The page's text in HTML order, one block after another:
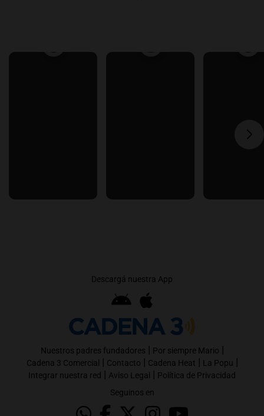
Descargá nuestra App
Nuestros padres fundadores | Por siempre Mario |
Cadena 3 Comercial | Contacto | Cadena Heat | La Popu |
Integrar nuestra red | Aviso Legal | Política de Privacidad
Seguinos en